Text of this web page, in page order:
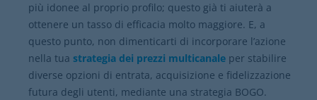
più idonee al proprio profilo; questo già ti aiuterà a
ottenere un tasso di efficacia molto maggiore. E, a
questo punto, non dimenticarti di incorporare l’azione
nella tua strategia dei prezzi multicanale per stabilire
diverse opzioni di entrata, acquisizione e fidelizzazione
futura degli utenti, mediante una strategia BOGO.